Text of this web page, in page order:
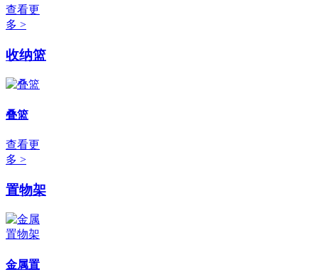
查看更
多 >
收纳篮
叠篮
查看更
多 >
置物架
金属置